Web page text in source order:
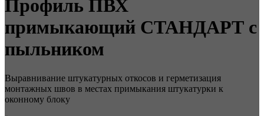
Профиль ПВХ
примыкающий СТАНДАРТ с
пыльником
Выравнивание штукатурных откосов и герметизация
монтажных швов в местах примыкания штукатурки к
оконному блоку